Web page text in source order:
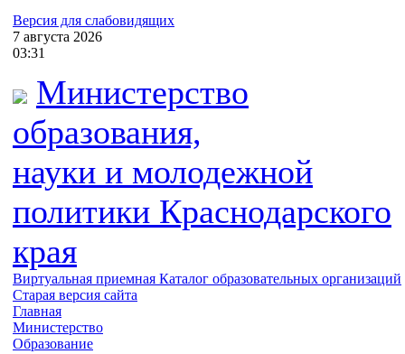
Версия для слабовидящих
7 августа 2026
03:31
Министерство
образования,
науки и молодежной
политики Краснодарского
края
Виртуальная приемная Каталог образовательных организаций
Старая версия сайта
Главная
Министерство
Образование